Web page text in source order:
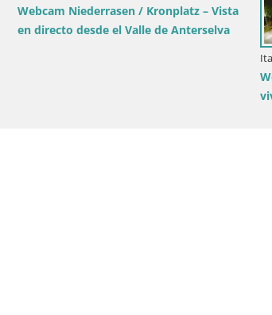
Cima estación de esquí Kronplatz | vista